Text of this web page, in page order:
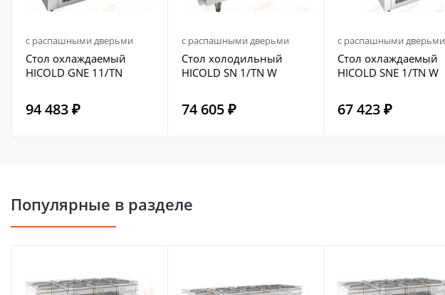
с распашными дверьми
Стол охлаждаемый
HICOLD GNE 11/TN
94 483 ₽
с распашными дверьми
Стол холодильный
HICOLD SN 1/TN W
74 605 ₽
с распашными дверьми
Стол охлаждаемый
HICOLD SNE 1/TN W
67 423 ₽
Популярные в разделе